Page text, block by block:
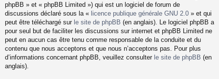
phpBB » et « phpBB Limited ») qui est un logiciel de forum de
discussions déclaré sous la « licence publique générale GNU 2.0 » et qui
peut être téléchargé sur le site de phpBB (en anglais). Le logiciel phpBB a
pour seul but de faciliter les discussions sur internet et phpBB Limited ne
peut en aucun cas être tenu comme responsable de la conduite et du
contenu que nous acceptons et que nous n’acceptons pas. Pour plus
d’informations concernant phpBB, veuillez consulter le site de phpBB (en
anglais).